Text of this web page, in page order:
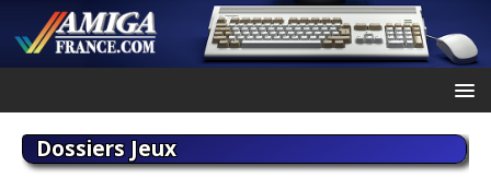
Dossiers Jeux